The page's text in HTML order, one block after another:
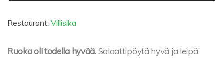
Restaurant: Villisika
Ruoka oli todella hyvää.Salaattipöytä hyvä ja leipä